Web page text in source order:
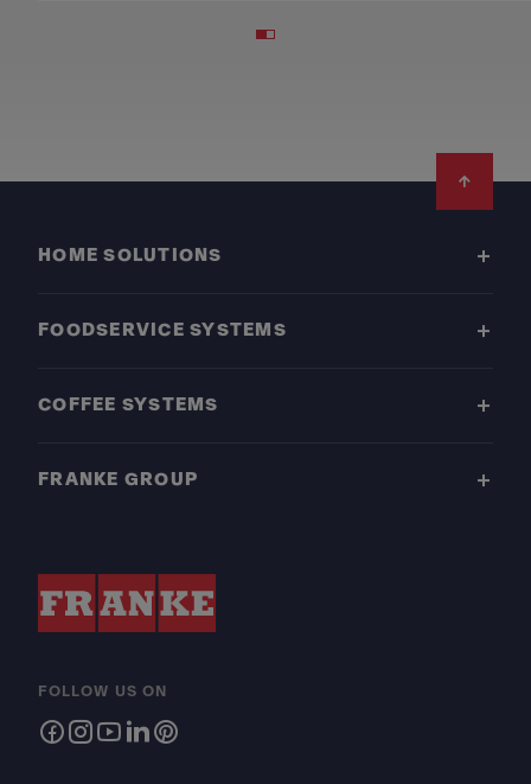
HOME SOLUTIONS
FOODSERVICE SYSTEMS
COFFEE SYSTEMS
FRANKE GROUP
FOLLOW US ON